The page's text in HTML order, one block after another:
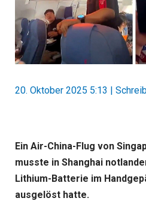
20. Oktober 2025 5:13 |
Ein Air-China-Flug von
musste in Shanghai
Lithium-Batterie im
ausgelöst hatte.